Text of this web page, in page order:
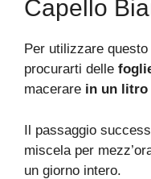
Capello
Per utilizzare
procurarti delle
macerare in un litro
Il passaggio
miscela per
un giorno intero.